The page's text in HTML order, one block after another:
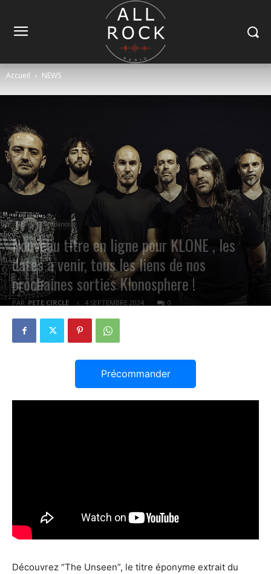
Accueil NEWS
NEWS Tendance
Nouveau titre en ligne pour KLONE , les
dates à venir, tous les liens de nos
prochaines sorties Klonosphere !
PAR PETE CIRCLE 4 SEPTEMBRE 2024 0
Précommander
Découvrez “The Unseen”, le titre éponyme extrait du